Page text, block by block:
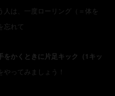
人は、一度ローリング（＝体を
忘れて
をかくときに片足キック（1キッ
ってみましょう！